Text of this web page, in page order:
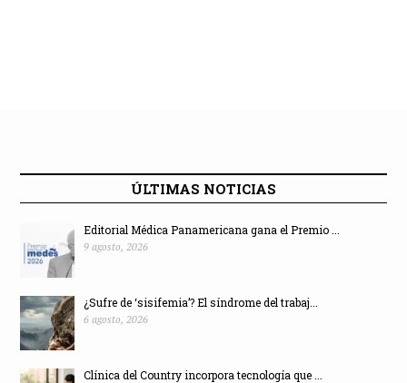
ÚLTIMAS NOTICIAS
Editorial Médica Panamericana gana el Premio ...
9 agosto, 2026
¿Sufre de ‘sisifemia’? El síndrome del trabaj...
6 agosto, 2026
Clínica del Country incorpora tecnología que ...